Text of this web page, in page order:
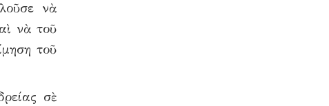
νὰ
νὰ τοῦ
τοῦ
σὲ